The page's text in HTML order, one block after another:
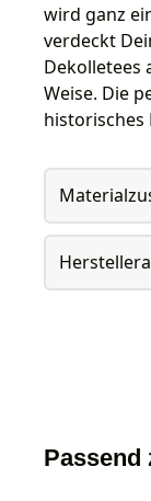
wird ganz
verdeckt
Dekolletees
Weise. Die
historisches
Passend